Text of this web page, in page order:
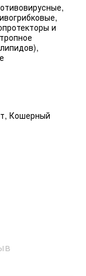
и
Кошерный